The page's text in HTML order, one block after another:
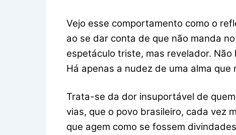
Vejo esse comportamento como o
ao se dar conta de que não manda
espetáculo triste, mas revelador.
Há apenas a nudez de uma alma que
Trata-se da dor insuportável de
vias, que o povo brasileiro, cada vez
que agem como se fossem